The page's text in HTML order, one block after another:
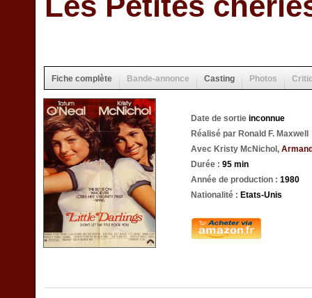
Fiche complète Bande-annonce Casting Photos
Date de sortie inconnue
Réalisé par Ronald F. Maxwell
Avec Kristy McNichol,
Durée : 95 min
Année de production : 1980
Nationalité : Etats-Unis